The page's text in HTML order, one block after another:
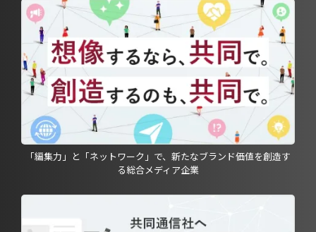
「編集力」と「ネットワーク」で、新たなブランド価値を創造す
る総合メディア企業